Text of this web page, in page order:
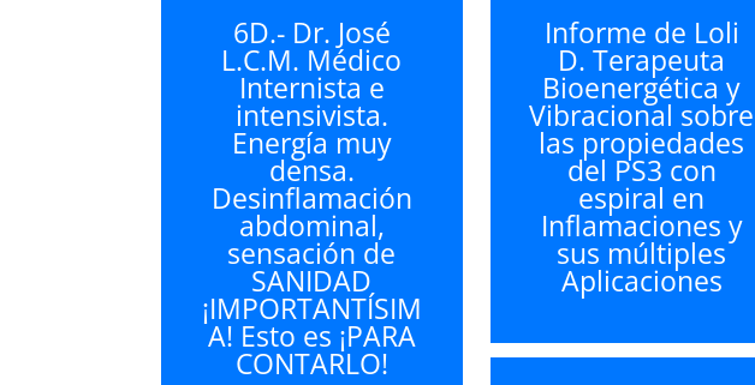
6D.- Dr. José
L.C.M. Médico
Internista e
intensivista.
Energía muy
densa.
Desinflamación
abdominal,
sensación de
SANIDAD
¡IMPORTANTÍSIM
A! Esto es ¡PARA
CONTARLO!
Informe de Loli
D. Terapeuta
Bioenergética y
Vibracional sobre
las propiedades
del PS3 con
espiral en
Inflamaciones y
sus múltiples
Aplicaciones